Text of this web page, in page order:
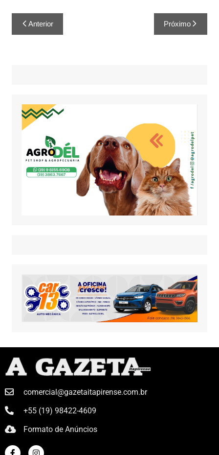
Anterior Próximo
comercial@gazetaitapirense.com.br
+55 (19) 98422-4609
Formato de Anúncios